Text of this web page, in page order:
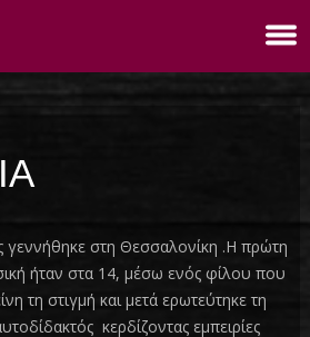
στη Θεσσαλονίκη .Η πρώτη
ήταν στα 14, μέσω ενός φίλου που
τη στιγμή και μετά ερωτεύτηκε τη
κερδίζοντας εμπειρίες